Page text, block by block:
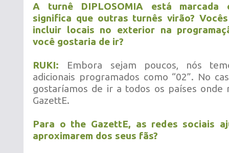
A turnê DIPLOSOMIA está marcada
significa que outras turnês virão?
incluir locais no exterior na
você gostaria de ir?
RUKI: Embora sejam poucos, nós
adicionais programados como “02”. No
gostaríamos de ir a todos os países onde
GazettE.
Para o the GazettE, as redes sociais
aproximarem dos seus fãs?